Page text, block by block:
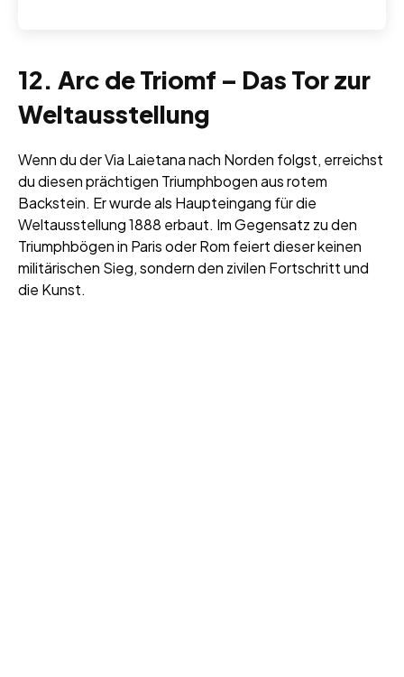
12. Arc de Triomf – Das Tor zur
Weltausstellung
Wenn du der Via Laietana nach Norden folgst, erreichst
du diesen prächtigen Triumphbogen aus rotem
Backstein. Er wurde als Haupteingang für die
Weltausstellung 1888 erbaut. Im Gegensatz zu den
Triumphbögen in Paris oder Rom feiert dieser keinen
militärischen Sieg, sondern den zivilen Fortschritt und
die Kunst.